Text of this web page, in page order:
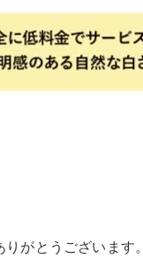
がとうございます